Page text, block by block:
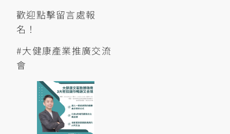
歡迎點擊留言處報
名！
#大健康產業推廣交流
會